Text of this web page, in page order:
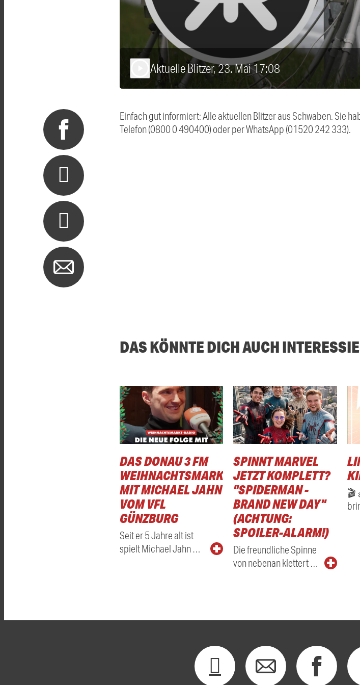
Aktuelle Blitzer, 23. Mai 17:08
Einfach gut informiert: Alle aktuellen Blitzer aus Schwaben. Sie
Telefon (0800 0 490400) oder per WhatsApp (01520 242 333).
DAS KÖNNTE DICH AUCH
DAS DONAU 3 FM
WEIHNACHTSMARKTRADIO
MIT MICHAEL JAHN
VOM VFL
GÜNZBURG
Seit er 5 Jahre alt ist
spielt Michael Jahn …
SPINNT MARVEL
JETZT KOMPLETT?
"SPIDERMAN -
BRAND NEW DAY"
(ACHTUNG:
SPOILER-ALARM!)
Die freundliche Spinne
von nebenan klettert …